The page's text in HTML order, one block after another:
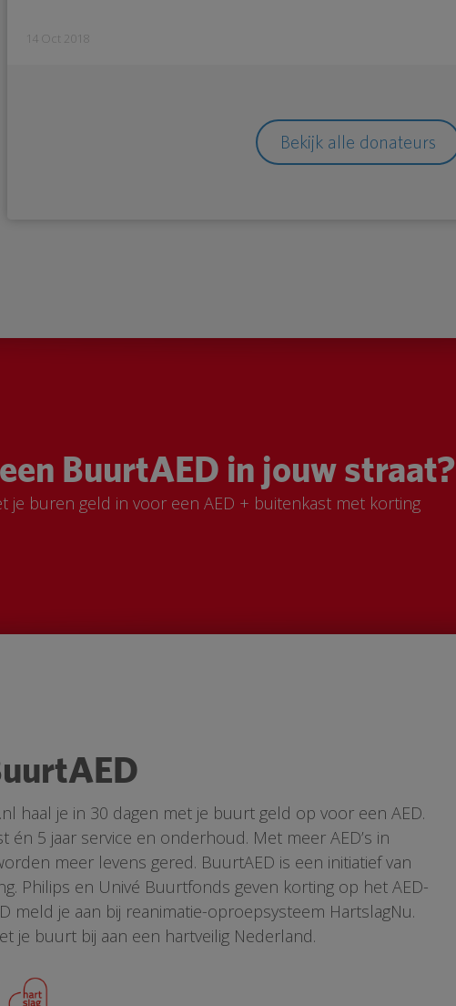
14 Oct 2018
Bekijk alle donateurs
BuurtAED in jouw straat?
je buren geld in voor een AED + buitenkast met korting
haal je in 30 dagen met je buurt geld op voor een AED.
én 5 jaar service en onderhoud. Met meer AED’s in
meer levens gered. BuurtAED is een initiatief van
Philips en Univé Buurtfonds geven korting op het AED-
meld je aan bij reanimatie-oproepsysteem HartslagNu.
je buurt bij aan een hartveilig Nederland.